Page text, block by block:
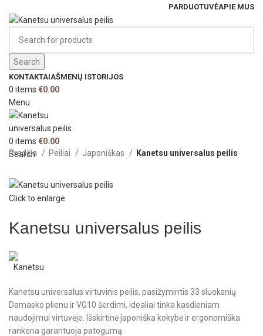
PARDUOTUVĖAPIE MUS
Search
KONTAKTAIAŠMENŲ ISTORIJOS
0 items €0.00
Menu
0 items €0.00
Search
Pradžia Peiliai Japoniškas Kanetsu universalus peilis
Click to enlarge
Kanetsu universalus peilis
Kanetsu universalus virtuvinis peilis, pasižymintis 33 sluoksnių
Damasko plienu ir VG10 šerdimi, idealiai tinka kasdieniam
naudojimui virtuvėje. Išskirtinė japoniška kokybė ir ergonomiška
rankena garantuoja patogumą.